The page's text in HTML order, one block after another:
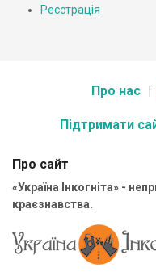
Реєстрація
Про нас
Підтримати
Про сайт
«Україна Інкогніта» -
краєзнавства.